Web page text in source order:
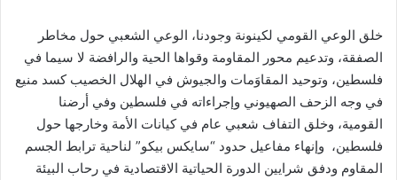
خلق الوعي القومي لكينونة وجودنا، الوعي الشعبي حول مخاطر
الصفقة، وتدعيم محور المقاومة وقواها الحية والرافضة لا سيما في
فلسطين، وتوحيد المقاوَمات والجيوش في الهلال الخصيب كسد منيع
في وجه الزحف الصهيوني وإجراءاته في فلسطين وفي أرضنا
القومية، وخلق التفاف شعبي عام في كيانات الأمة وخارجها حول
فلسطين، وإنهاء مفاعيل حدود “سايكس بيكو” لناحية ترابط الجسم
المقاوم ودفق شرايين الدورة الحياتية الاقتصادية في رحاب البيئة